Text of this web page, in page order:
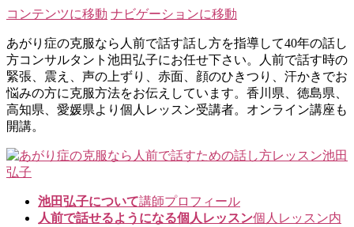
コンテンツに移動 ナビゲーションに移動
あがり症の克服なら人前で話す話し方を指導して40年の話し
方コンサルタント池田弘子にお任せ下さい。人前で話す時の
緊張、震え、声の上ずり、赤面、顔のひきつり、汗かきでお
悩みの方に克服方法をお伝えしています。香川県、徳島県、
高知県、愛媛県より個人レッスン受講者。オンライン講座も
開講。
池田弘子について講師プロフィール
人前で話せるようになる個人レッスン個人レッスン内